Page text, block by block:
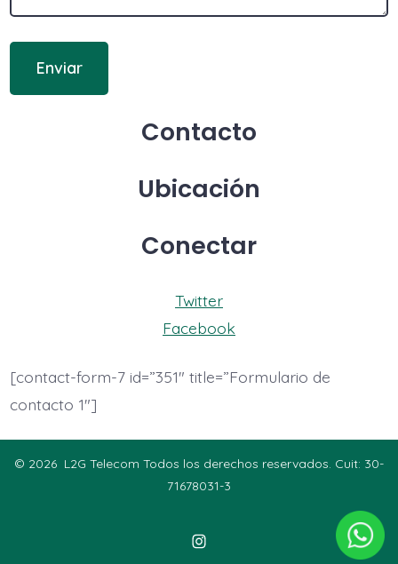
Enviar
Contacto
Ubicación
Conectar
Twitter
Facebook
[contact-form-7 id=”351″ title=”Formulario de
contacto 1″]
Abrir
© 2026 L2G Telecom Todos los derechos reservados. Cuit: 30-
71678031-3